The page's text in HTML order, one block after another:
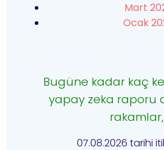
Mart
Ocak
Bugüne kadar kaç
yapay zeka raporu
rakamlar,
07.08.2026 tarihi